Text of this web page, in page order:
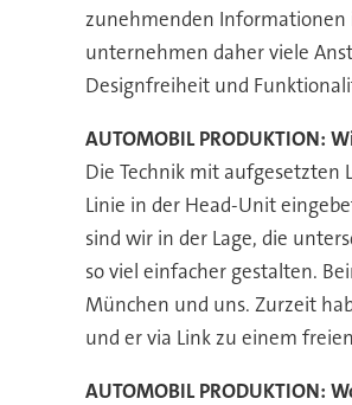
zunehmenden Informationen
unternehmen daher viele
Designfreiheit und
AUTOMOBIL PRODUKTION:
Die Technik mit aufgesetzten
Linie in der Head-Unit
sind wir in der Lage, die
so viel einfacher gestalten.
München und uns. Zurzeit
und er via Link zu einem
AUTOMOBIL PRODUKTION: